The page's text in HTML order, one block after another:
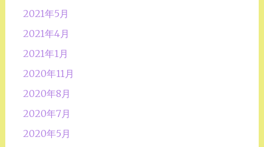
2021年5月
2021年4月
2021年1月
2020年11月
2020年8月
2020年7月
2020年5月